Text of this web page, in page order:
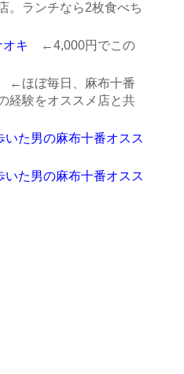
ランチなら2枚食べち
キ ←4,000円でこの
←ほぼ毎日、麻布十番
経験をオススメ店と共
た男の麻布十番オスス
た男の麻布十番オスス